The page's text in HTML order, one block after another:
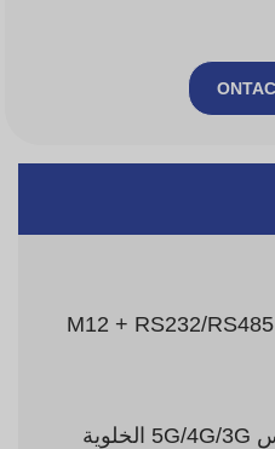
M12 8 سنون إيثرنت M12 + RS232/RS485
اتصالات الجيل الخامس 5G/4G/3G الخلوية